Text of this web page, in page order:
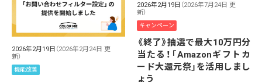
2026年2月19日 （2026年2月24日 更
新）
機能改善
2026年2月19日 （2026年7月24日 更
新）
キャンペーン
《終了》抽選で最大10万円分
当たる！「Amazonギフトカ
ード大還元祭」を活用しまし
ょう